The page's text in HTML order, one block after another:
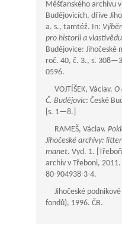
Měšťanského archivu v
Budějovicích, dříve
a. s., tamtéž. In:
pro historii a
Budějovice: Jihočeské
roč. 40, č. 3., s.
0596.
VOJTÍŠEK, Václav. O
Č. Budějovic: České
[s. 1—8.]
RAMEŠ, Václav.
Jihočeské archivy:
manet. Vyd. 1.
archiv v Třeboni, 2011.
80-904938-3-4.
Jihočeské podnikové
fondů), 1996. ČB.